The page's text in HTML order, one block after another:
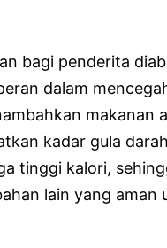
bagi penderita
dalam
makanan
kadar gula
tinggi kalori,
lain yang